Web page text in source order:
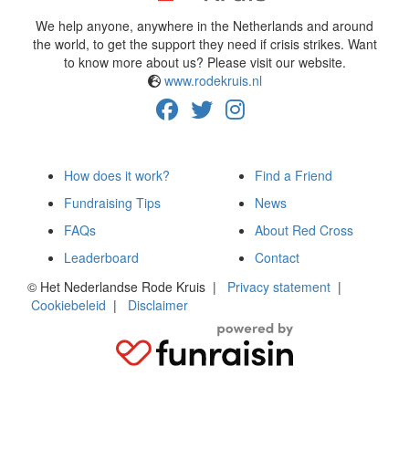
We help anyone, anywhere in the Netherlands and around
the world, to get the support they need if crisis strikes. Want
to know more about us? Please visit our website.
www.rodekruis.nl
How does it work?
Fundraising Tips
FAQs
Leaderboard
Find a Friend
News
About Red Cross
Contact
© Het Nederlandse Rode Kruis | Privacy statement |
Cookiebeleid | Disclaimer